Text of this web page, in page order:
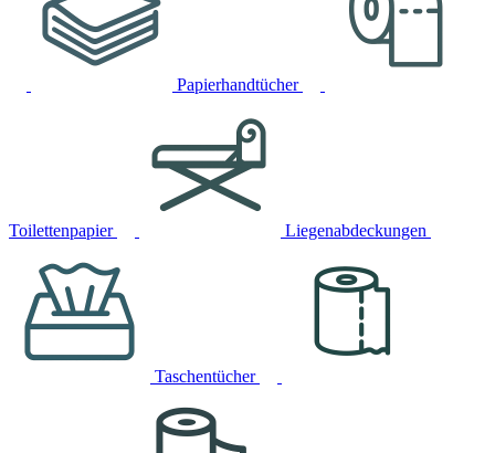
Papierhandtücher
Toilettenpapier Liegenabdeckungen
Taschentücher